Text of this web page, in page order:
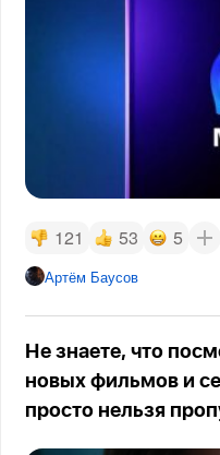
121 53 5
Артём Баусов
Не знаете, что
новых фильмов и
просто нельзя